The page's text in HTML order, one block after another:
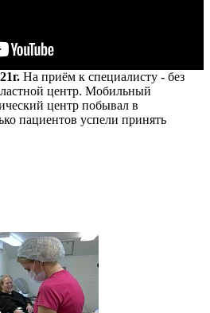
На приём к специалисту - без
центр. Мобильный
центр побывал в
пациентов успели принять